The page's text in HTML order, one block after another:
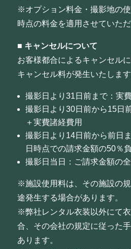
※オプション料金・撮影地の
時点の料金を適用させていただ
■ キャンセルについて
お客様都合によるキャンセル
キャンセル料が発生いたします
撮影日より31日前まで：実
撮影日より30日前から15日
＋実費諸経費用
撮影日より14日前から前日
日時点での請求金額の50％
撮影日当日：ご請求金額の
※施設使用料は、その施設の
途発生する場合があります。
※弊社レンタル衣装以外にて
合、その会社の規定に従った
あります。